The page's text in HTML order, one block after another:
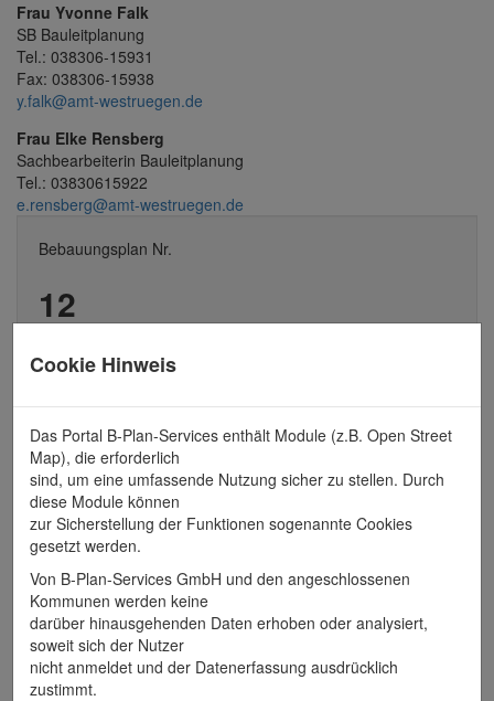
Frau Yvonne Falk
SB Bauleitplanung
Tel.: 038306-15931
Fax: 038306-15938
y.falk@amt-westruegen.de
Frau Elke Rensberg
Sachbearbeiterin Bauleitplanung
Tel.: 03830615922
e.rensberg@amt-westruegen.de
Bebauungsplan Nr.
12
vom 01.08.2017
Alle Dokumente zu
Erstaufstellung
vom 01.08.2017
Planzeichnung
Dokumente
Cookie Hinweis
Das Portal B-Plan-Services enthält Module (z.B. Open Street
Map), die erforderlich
sind, um eine umfassende Nutzung sicher zu stellen. Durch
diese Module können
zur Sicherstellung der Funktionen sogenannte Cookies
gesetzt werden.
Von B-Plan-Services GmbH und den angeschlossenen
Kommunen werden keine
darüber hinausgehenden Daten erhoben oder analysiert,
soweit sich der Nutzer
nicht anmeldet und der Datenerfassung ausdrücklich
zustimmt.